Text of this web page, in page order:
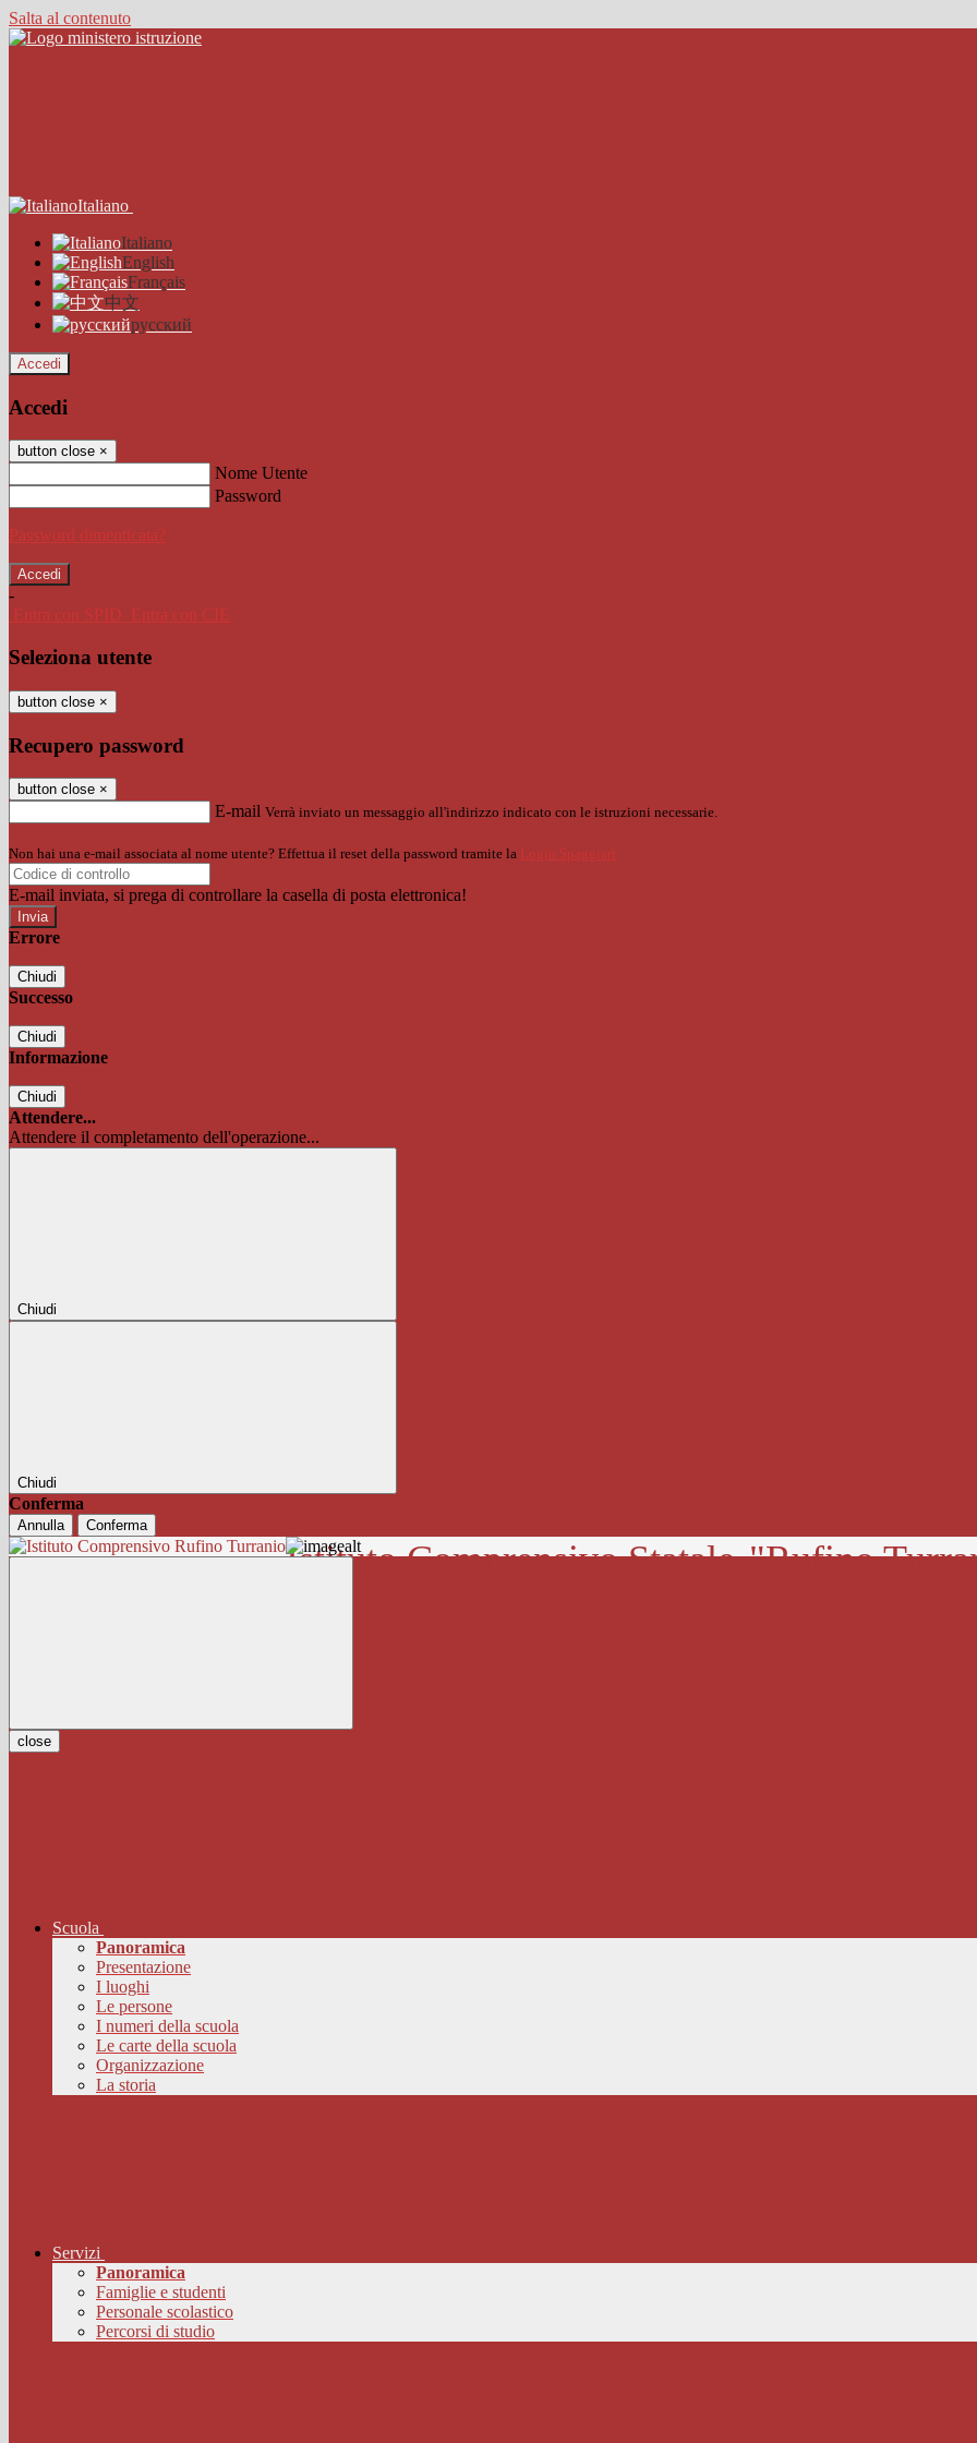
Salta al contenuto
Italiano
Italiano
English
Français
中文
русский
Accedi
Accedi
button close ×
Nome Utente
Password
Password dimenticata?
-
Entra con SPID
Entra con CIE
Seleziona utente
button close ×
Recupero password
button close ×
E-mail Verrà inviato un messaggio all'indirizzo indicato con le istruzioni necessarie.
Non hai una e-mail associata al nome utente? Effettua il reset della password tramite la Login Spaggiari
E-mail inviata, si prega di controllare la casella di posta elettronica!
Errore
Chiudi
Successo
Chiudi
Informazione
Chiudi
Attendere...
Attendere il completamento dell'operazione...
Chiudi
Chiudi
Conferma
Annulla Conferma
Istituto Comprensivo Statale"Rufino
close
Scuola
Panoramica
Presentazione
I luoghi
Le persone
I numeri della scuola
Le carte della scuola
Organizzazione
La storia
Servizi
Panoramica
Famiglie e studenti
Personale scolastico
Percorsi di studio